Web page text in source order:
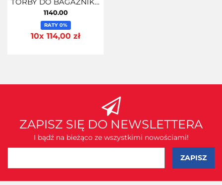
4 SZT
1140.00
RATY 0%
10x 114,00 zł
ZAPISZ SIĘ DO NEWSLETTERA
I bądź na bieżąco ze wszystkimi nowościami!